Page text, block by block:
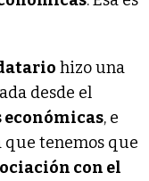
hizo una
desde el
económicas, e
que tenemos que
con el